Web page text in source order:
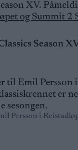
XV.
og Summit 2
Season
Persson i